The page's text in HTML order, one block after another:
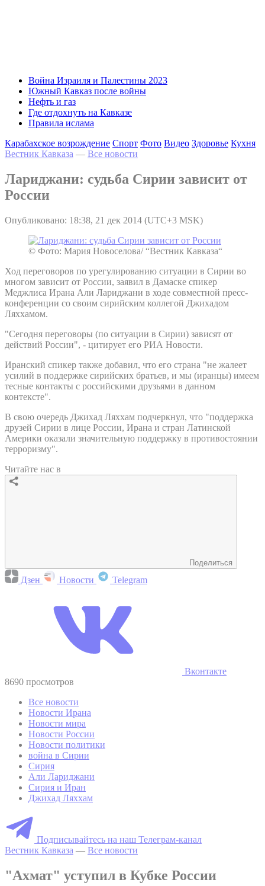
Война Израиля и Палестины 2023
Южный Кавказ после войны
Нефть и газ
Где отдохнуть на Кавказе
Правила ислама
Карабахское возрождение Спорт Фото Видео Здоровье Кухня
Вестник Кавказа — Все новости
Лариджани: судьба Сирии зависит от
России
Опубликовано: 18:38, 21 дек 2014 (UTC+3 MSK)
© Фото: Мария Новоселова/ “Вестник Кавказа“
Ход переговоров по урегулированию ситуации в Сирии во
многом зависит от России, заявил в Дамаске спикер
Меджлиса Ирана Али Лариджани в ходе совместной пресс-
конференции со своим сирийским коллегой Джихадом
Ляххамом.
"Сегодня переговоры (по ситуации в Сирии) зависят от
действий России", - цитирует его РИА Новости.
Иранский спикер также добавил, что его страна "не жалеет
усилий в поддержке сирийских братьев, и мы (иранцы) имеем
тесные контакты с российскими друзьями в данном
контексте".
В свою очередь Джихад Ляххам подчеркнул, что "поддержка
друзей Сирии в лице России, Ирана и стран Латинской
Америки оказали значительную поддержку в противостоянии
терроризму".
Читайте нас в
Поделиться
Дзен Новости Telegram
Вконтакте
8690 просмотров
Все новости
Новости Ирана
Новости мира
Новости России
Новости политики
война в Сирии
Сирия
Али Лариджани
Сирия и Иран
Джихад Ляххам
Подписывайтесь на наш Телеграм-канал
Вестник Кавказа — Все новости
"Ахмат" уступил в Кубке России